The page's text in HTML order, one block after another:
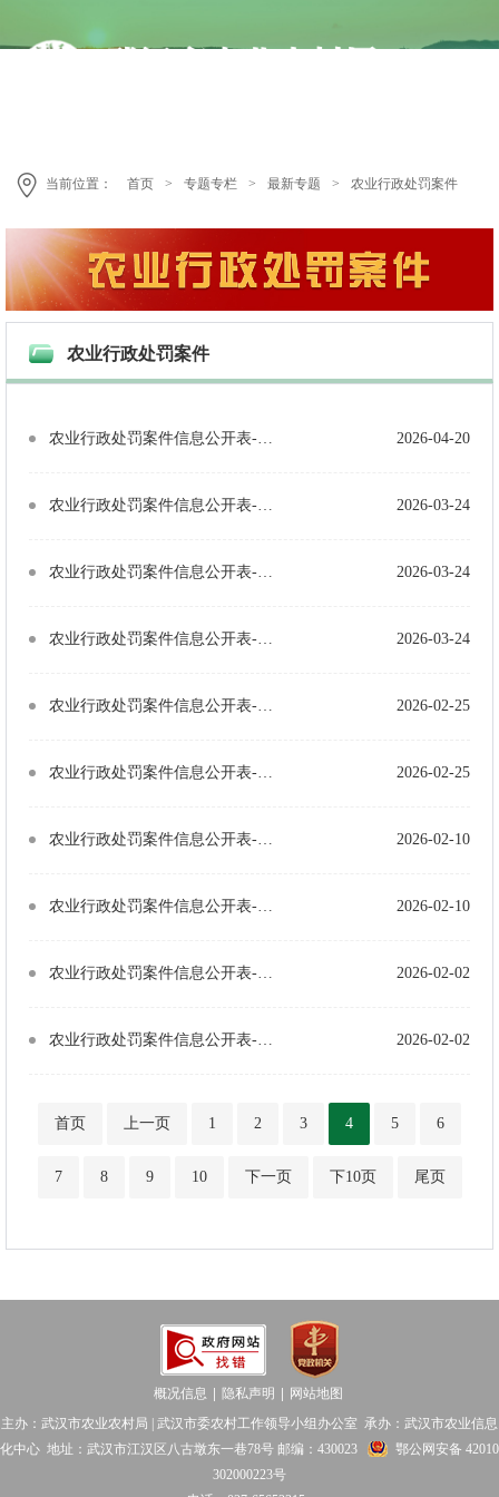
当前位置： 首页 > 专题专栏 > 最新专题 > 农业行政处罚案件
农业行政处罚案件
农业行政处罚案件信息公开表-武农（兽药）罚〔2026〕2号 2026-04-20
农业行政处罚案件信息公开表-武农（兽药）罚〔2025〕16号 2026-03-24
农业行政处罚案件信息公开表-武农（诊疗）罚〔2026〕1号 2026-03-24
农业行政处罚案件信息公开表-武农（兽药）罚〔2025〕15号 2026-03-24
农业行政处罚案件信息公开表-武农（农药）罚〔2025〕7号 2026-02-25
农业行政处罚案件信息公开表-武农（诊疗）罚〔2025〕4号 2026-02-25
农业行政处罚案件信息公开表-武农（种子）罚〔2025〕5号 2026-02-10
农业行政处罚案件信息公开表-武农（农产品）罚〔2026〕1号 2026-02-10
农业行政处罚案件信息公开表-武农（渔政）罚〔2026〕4号 2026-02-02
农业行政处罚案件信息公开表-武农（渔政）罚〔2026〕3号 2026-02-02
首页 上一页 1 2 3 4 5 6
7 8 9 10 下一页 下10页 尾页
概况信息 隐私声明
网站地图
主办：武汉市农业农村局 | 武汉市委农村工作领导小组办公室 承办：武汉市农业信息
化中心 地址：武汉市江汉区八古墩东一巷78号 邮编：430023
鄂公网安备 42010
302000223号